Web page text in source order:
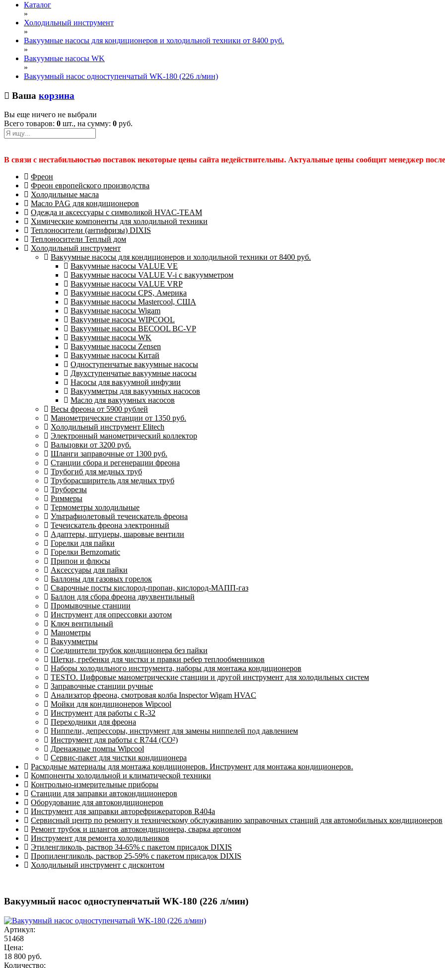
Каталог
»
Холодильный инструмент
»
Вакуумные насосы для кондиционеров и холодильной техники от 8400 руб.
»
Вакуумные насосы WK
»
Вакуумный насос одноступенчатый WK-180 (226 л/мин)
Ваша корзина
Вы еще ничего не выбрали
Всего товаров: 0 шт., на сумму: 0 руб.
В связи с нестабильностью поставок некоторые цены сайта недействительны. Актуальные цены сообщит менеджер
Фреон
Фреон европейского производства
Холодильные масла
Масло PAG для кондиционеров
Одежда и аксессуары с символикой HVAC-TEAM
Химические компоненты для холодильной техники
Теплоносители (антифризы) DIXIS
Теплоносители Теплый дом
Холодильный инструмент
Вакуумные насосы для кондиционеров и холодильной техники от 8400 руб.
Вакуумные насосы VALUE VE
Вакуумные насосы VALUE V-i с вакуумметром
Вакуумные насосы VALUE VRP
Вакуумные насосы CPS, Америка
Вакуумные насосы Mastercool, США
Вакуумные насосы Wigam
Вакуумные насосы WIPCOOL
Вакуумные насосы BECOOL BC-VP
Вакуумные насосы WK
Вакуумные насосы Zensen
Вакуумные насосы Китай
Одноступенчатые вакуумные насосы
Двухступенчатые вакуумные насосы
Насосы для вакуумной инфузии
Вакуумметры для вакуумных насосов
Масло для вакуумных насосов
Весы фреона от 5900 рублей
Манометрические станции от 1350 руб.
Холодильный инструмент Elitech
Электронный манометрический коллектор
Вальцовки от 3200 руб.
Шланги заправочные от 1300 руб.
Станции сбора и регенерации фреона
Трубогиб для медных труб
Труборасширитель для медных труб
Труборезы
Риммеры
Термометры холодильные
Ультрафиолетовый течеискатель фреона
Течеискатель фреона электронный
Адаптеры, штуцеры, шаровые вентили
Горелки для пайки
Горелки Bernzomatic
Припои и флюсы
Аксессуары для пайки
Баллоны для газовых горелок
Сварочные посты кислород-пропан, кислород-МАПП-газ
Баллон для сбора фреона двухвентильный
Промывочные станции
Инструмент для опрессовки азотом
Ключ вентильный
Манометры
Вакуумметры
Соединители трубок кондиционера без пайки
Щетки, гребенки для чистки и правки ребер теплообменников
Наборы холодильного инструмента, наборы для монтажа кондиционеров
TESTO. Цифровые манометрические станции и другой инструмент для холодильных систем
Заправочные станции ручные
Анализатор фреона, смотровая колба Inspector Wigam HVAC
Мойки для кондиционеров Wipcool
Инструмент для работы с R-32
Переходники для фреона
Ниппели, депрессоры, инструмент для замены ниппелей под давлением
Инструмент для работы с R744 (CO²)
Дренажные помпы Wipcool
Сервис-пакет для чистки кондиционера
Расходные материалы для монтажа кондиционеров. Инструмент для монтажа кондиционеров.
Компоненты холодильной и климатической техники
Контрольно-измерительные приборы
Станции для заправки автокондиционеров
Оборудование для автокондиционеров
Инструмент для заправки авторефрижераторов R404a
Сервисный центр по ремонту и техническому обслуживанию заправочных станций для автомобильных кондиционеров
Ремонт трубок и шлангов автокондиционера, сварка аргоном
Инструмент для ремонта холодильников
Этиленгликоль, раствор 34-65% с пакетом присадок DIXIS
Пропиленгликоль, раствор 25-59% с пакетом присадок DIXIS
Холодильный инструмент с дисконтом
Вакуумный насос одноступенчатый WK-180 (226 л/мин)
Артикул:
51468
Цена:
18 800 руб.
Количество: